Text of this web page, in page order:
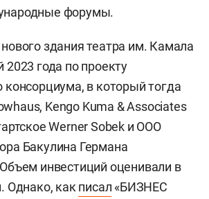
форумы.
здания театра им. Камала
2023 года по проекту
консорциума, в который тогда
Kengo Kuma & Associates
Werner Sobek и ООО
Бакулина Германа
инвестиций оценивали в
Однако, как писал «БИЗНЕС